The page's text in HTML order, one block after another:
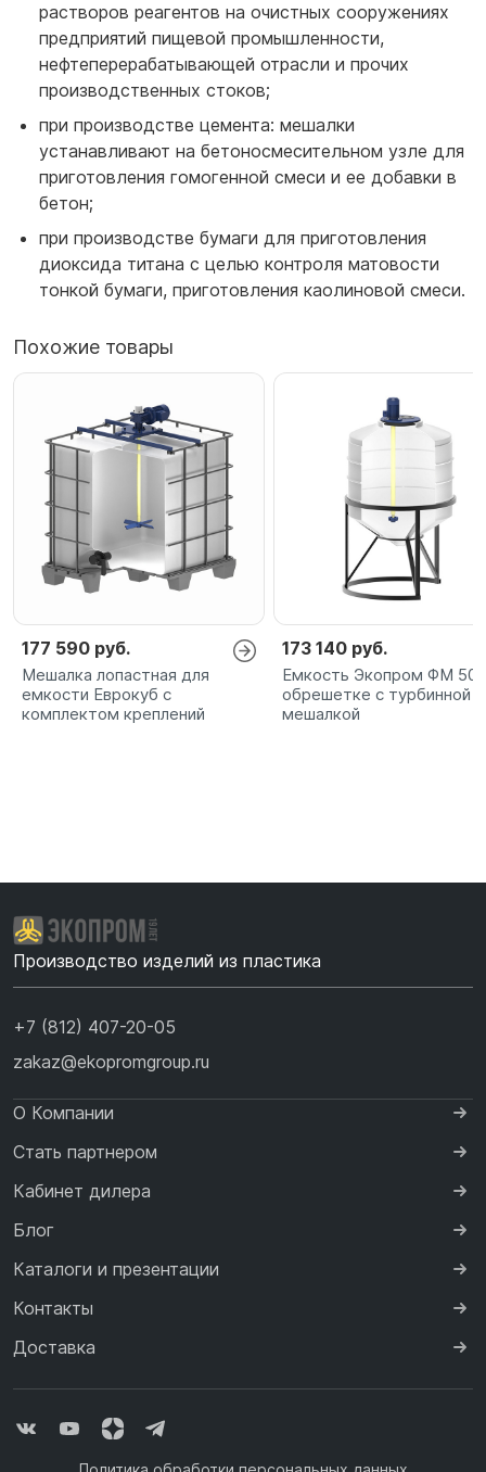
растворов реагентов на очистных сооружениях
предприятий пищевой промышленности,
нефтеперерабатывающей отрасли и прочих
производственных стоков;
при производстве цемента: мешалки
устанавливают на бетоносмесительном узле для
приготовления гомогенной смеси и ее добавки в
бетон;
при производстве бумаги для приготовления
диоксида титана с целью контроля матовости
тонкой бумаги, приготовления каолиновой смеси.
Похожие товары
177 590 руб.
Мешалка лопастная для
емкости Еврокуб с
комплектом креплений
173 140 руб.
Емкость Экопром ФМ
обрешетке с турбинной
мешалкой
Производство изделий из пластика
+7 (812) 407-20-05
zakaz@ekopromgroup.ru
О Компании
Стать партнером
Кабинет дилера
Блог
Каталоги и презентации
Контакты
Доставка